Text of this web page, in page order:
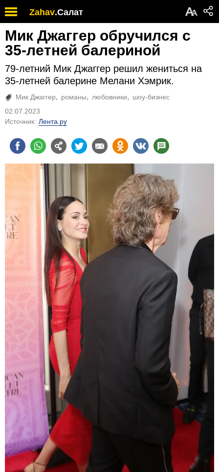
Zahav.Салат АА
Мик Джаггер обручился с
35-летней балериной
79-летний Мик Джаггер решил жениться на
35-летней балерине Мелани Хэмрик.
Мик Джаггер романы любовники
шоу-бизнес
02.07.2023
Источник: Лента.ру